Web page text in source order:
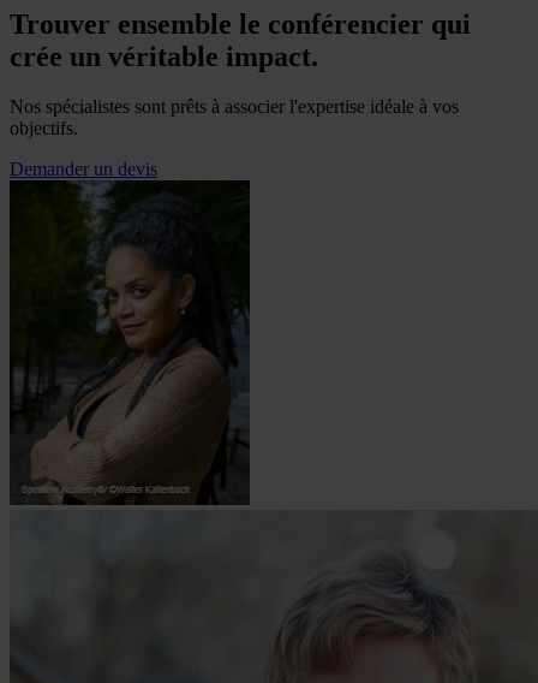
Trouver ensemble le conférencier qui
crée un véritable impact.
Nos spécialistes sont prêts à associer l'expertise idéale à vos
objectifs.
Demander un devis